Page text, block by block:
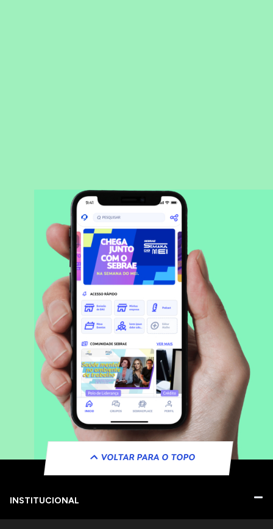
VOLTAR PARA O TOPO
INSTITUCIONAL